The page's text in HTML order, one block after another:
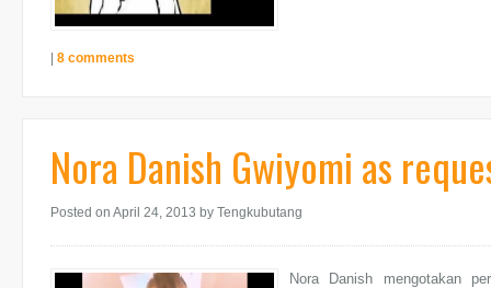
| 8 comments
Nora Danish Gwiyomi as
Posted on April 24, 2013 by Tengkubutang
Nora Danish mengotakan